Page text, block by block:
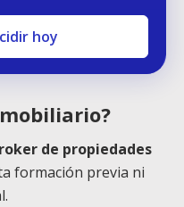
hoy
de propiedades
formación previa ni